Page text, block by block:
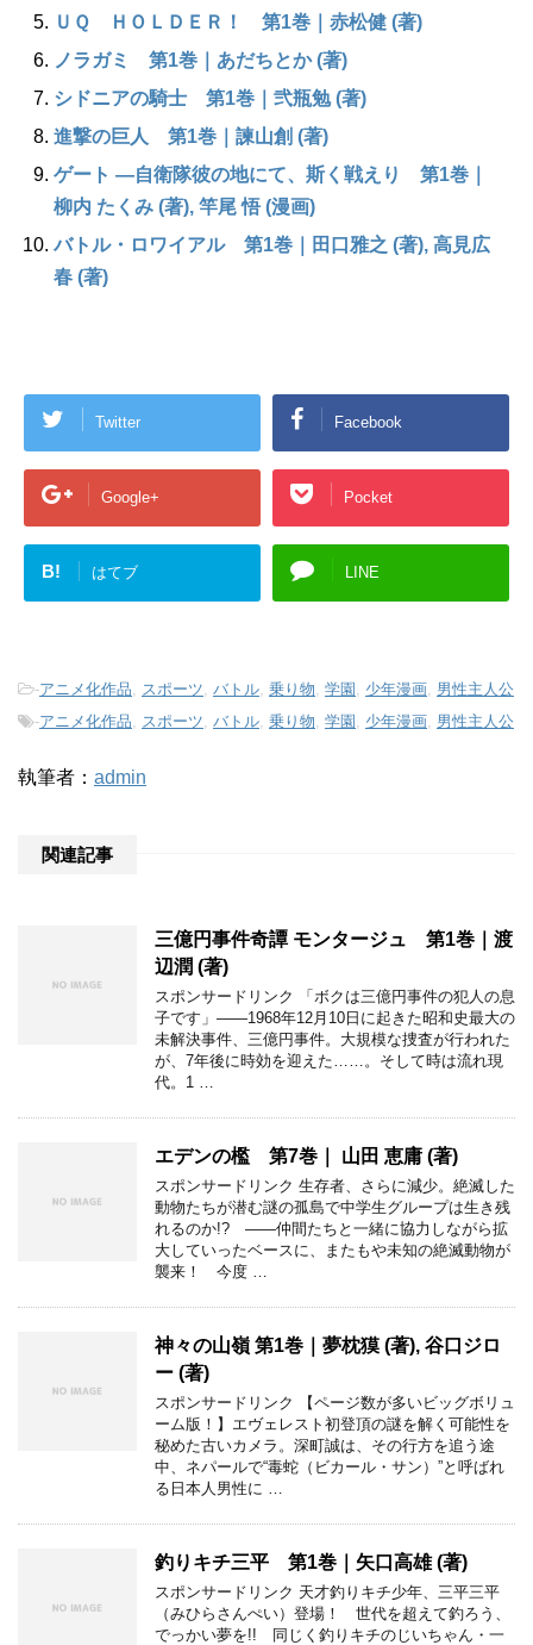
ＵＱ ＨＯＬＤＥＲ！ 第1巻｜赤松健 (著)
ノラガミ 第1巻｜あだちとか (著)
シドニアの騎士 第1巻｜弐瓶勉 (著)
進撃の巨人 第1巻｜諫山創 (著)
ゲート ―自衛隊彼の地にて、斯く戦えり 第1巻｜
柳内 たくみ (著), 竿尾 悟 (漫画)
バトル・ロワイアル 第1巻｜田口雅之 (著), 高見広
春 (著)
Twitter Facebook
Google+ Pocket
B! はてブ LINE
-アニメ化作品 スポーツ バトル 乗り物 学園 少年漫画 男性主人公
-アニメ化作品 スポーツ バトル 乗り物 学園 少年漫画 男性主人公
執筆者： admin
関連記事
三億円事件奇譚 モンタージュ 第1巻｜渡
辺潤 (著)
スポンサードリンク 「ボクは三億円事件の犯人の息
子です」――1968年12月10日に起きた昭和史最大の
未解決事件、三億円事件。大規模な捜査が行われた
が、7年後に時効を迎えた……。そして時は流れ現
代。1 …
エデンの檻 第7巻｜ 山田 恵庸 (著)
スポンサードリンク 生存者、さらに減少。絶滅した
動物たちが潜む謎の孤島で中学生グループは生き残
れるのか!? ――仲間たちと一緒に協力しながら拡
大していったベースに、またもや未知の絶滅動物が
襲来！ 今度 …
神々の山嶺 第1巻｜夢枕獏 (著), 谷口ジロ
ー (著)
スポンサードリンク 【ページ数が多いビッグボリュ
ーム版！】エヴェレスト初登頂の謎を解く可能性を
秘めた古いカメラ。深町誠は、その行方を追う途
中、ネパールで“毒蛇（ビカール・サン）”と呼ばれ
る日本人男性に …
釣りキチ三平 第1巻｜矢口高雄 (著)
スポンサードリンク 天才釣りキチ少年、三平三平
（みひらさんぺい）登場！ 世代を超えて釣ろう、
でっかい夢を!! 同じく釣りキチのじいちゃん・一